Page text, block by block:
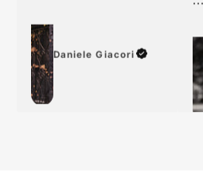
Daniele Giacori